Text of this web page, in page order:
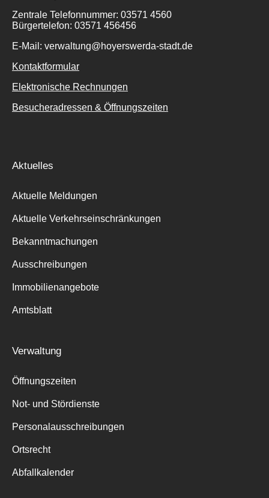
Zentrale Telefonnummer: 03571 4560
Bürgertelefon: 03571 456456
E-Mail: verwaltung@hoyerswerda-stadt.de
Kontaktformular
Elektronische Rechnungen
Besucheradressen & Öffnungszeiten
Aktuelles
Aktuelle Meldungen
Aktuelle Verkehrseinschränkungen
Bekanntmachungen
Ausschreibungen
Immobilienangebote
Amtsblatt
Verwaltung
Öffnungszeiten
Not- und Stördienste
Personalausschreibungen
Ortsrecht
Abfallkalender